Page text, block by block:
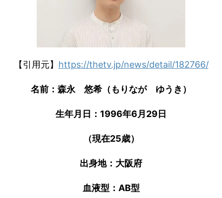
【引用元】 https://thetv.jp/news/detail/182766/
名前：森永 悠希（もりなが ゆうき）
生年月日：1996年6月29日
（現在25歳）
出身地：大阪府
血液型：AB型